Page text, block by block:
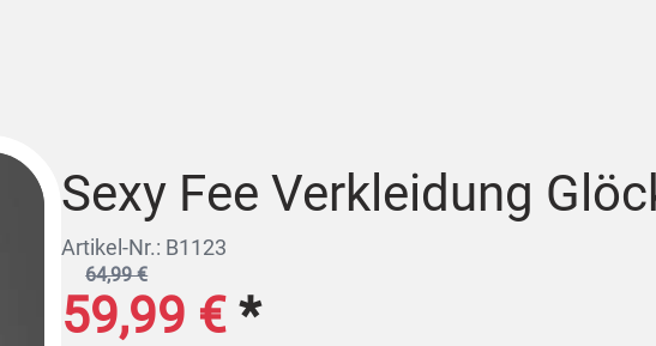
Sexy Fee Verkleidung
Artikel-Nr.: B1123
59,99 €*
64,99 €